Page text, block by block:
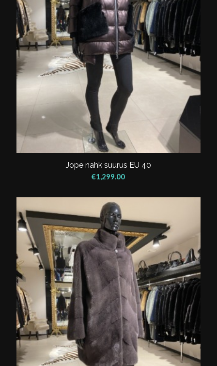
Jope nahk suurus EU 40
€1,299.00